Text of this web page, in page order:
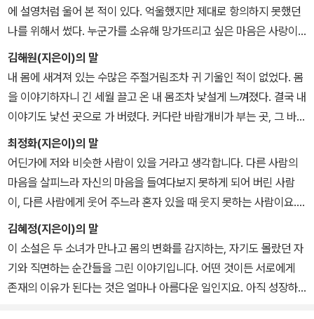
에 설영처럼 울어 본 적이 있다. 억울했지만 제대로 항의하지 못했던
나를 위해서 썼다. 누군가를 소유해 망가뜨리고 싶은 마음은 사랑이
될 수 없다는 사실을 모두가 알았으면 좋겠다. 그건 그저 못난 권력일
뿐, 다른 어떤 것도 아니다.
김해원(지은이)의 말
내 몸에 새겨져 있는 수많은 주절거림조차 귀 기울인 적이 없었다. 몸
을 이야기하자니 긴 세월 끌고 온 내 몸조차 낯설게 느껴졌다. 결국 내
이야기도 낯선 곳으로 가 버렸다. 커다란 바람개비가 부는 곳, 그 바람
속 낯선 몸을 바라본다.
최정화(지은이)의 말
어딘가에 저와 비슷한 사람이 있을 거라고 생각합니다. 다른 사람의
마음을 살피느라 자신의 마음을 들여다보지 못하게 되어 버린 사람
이, 다른 사람에게 웃어 주느라 혼자 있을 때 웃지 못하는 사람이요.
그 시절의 저와 비슷한 청소년기를 보내는 청소년들이 있을 거라고
생각합니다. 그들이 자기 자신을, 자기 몸과 마음을 느끼고 청소년기
를 즐겁고 힘차게 맞이하기를 응원하는 마음으로 이 소설을 보냅니
다.
김혜정(지은이)의 말
이 소설은 두 소녀가 만나고 몸의 변화를 감지하는, 자기도 몰랐던 자
기와 직면하는 순간들을 그린 이야기입니다. 어떤 것이든 서로에게
존재의 이유가 된다는 것은 얼마나 아름다운 일인지요. 아직 성장하